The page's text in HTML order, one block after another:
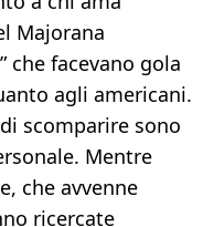
Majorana
che facevano gola
agli americani.
scomparire sono
Mentre
che avvenne
ricercate